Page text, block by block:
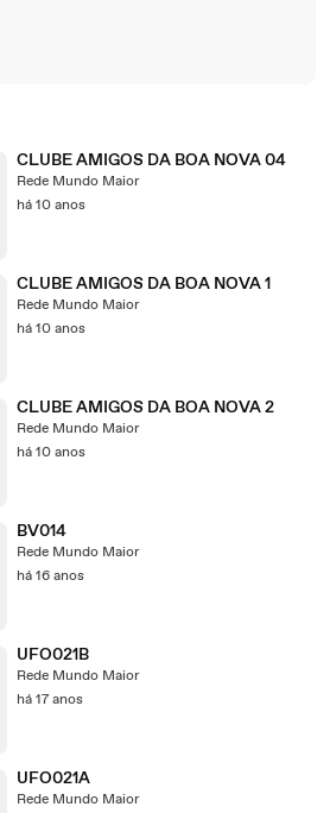
CLUBE AMIGOS DA BOA NOVA 04
Rede Mundo Maior
há 10 anos
CLUBE AMIGOS DA BOA NOVA 1
Rede Mundo Maior
há 10 anos
CLUBE AMIGOS DA BOA NOVA 2
Rede Mundo Maior
há 10 anos
BV014
Rede Mundo Maior
há 16 anos
UFO021B
Rede Mundo Maior
há 17 anos
UFO021A
Rede Mundo Maior